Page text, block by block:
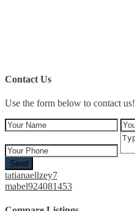
Contact Us
Use the form below to contact us!
Send
tatianaellzey7
mabel924081453